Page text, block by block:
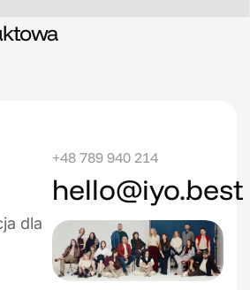
dla
+48 789 940 214
hello@iyo.best